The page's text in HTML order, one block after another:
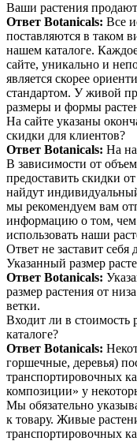
Ваши растения
Ответ Botanicals: Все
поставляются в таком
нашем каталоге.
сайте, уникально и
является скорее
стандартом. У живой
размеры и формы
На сайте указаны
скидки для клиентов?
Ответ Botanicals: На
В зависимости от
предоставить скидки
найдут
мы рекомендуем вам
информацию о том, чем
использовать наши
Ответ не заставит себя
Указанный размер
Ответ Botanicals:
размер растения от
ветки.
Входит ли в стоимость
каталоге?
Ответ Botanicals:
горшечные, деревья)
транспортировочных
композиции» у
Мы обязательно
к товару. Живые
транспортировочных